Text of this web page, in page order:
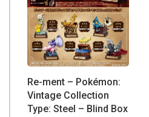
Re-ment – Pokémon:
Vintage Collection
Type: Steel – Blind Box